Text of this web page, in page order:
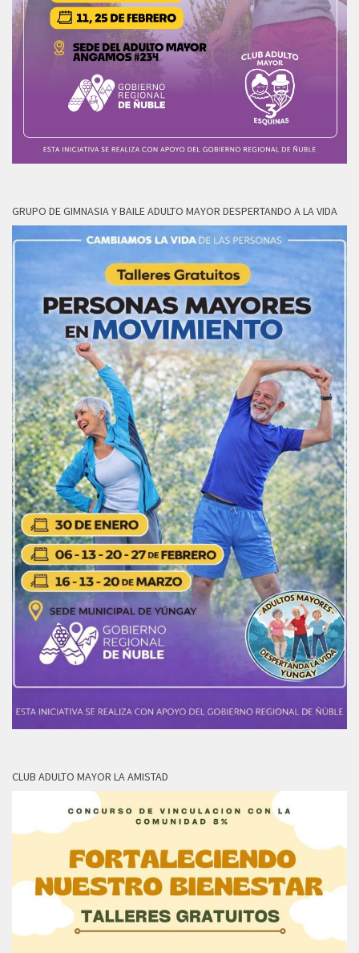
GRUPO DE GIMNASIA Y BAILE ADULTO MAYOR DESPERTANDO A LA VIDA
CLUB ADULTO MAYOR LA AMISTAD